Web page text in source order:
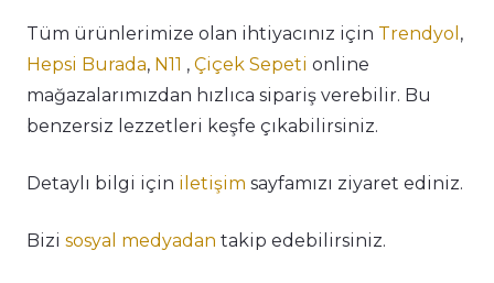
Tüm ürünlerimize olan ihtiyacınız için Trendyol ,
Hepsi Burada, N11 , Çiçek Sepeti online
mağazalarımızdan hızlıca sipariş verebilir. Bu
benzersiz lezzetleri keşfe çıkabilirsiniz.
Detaylı bilgi için iletişim sayfamızı ziyaret ediniz.
Bizi sosyal medyadan takip edebilirsiniz.